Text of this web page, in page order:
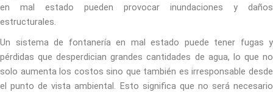
en mal estado pueden provocar inundaciones y daños
estructurales.
Un sistema de fontanería en mal estado puede tener fugas y
pérdidas que desperdician grandes cantidades de agua, lo que no
solo aumenta los costos sino que también es irresponsable desde
el punto de vista ambiental. Esto significa que no será necesario